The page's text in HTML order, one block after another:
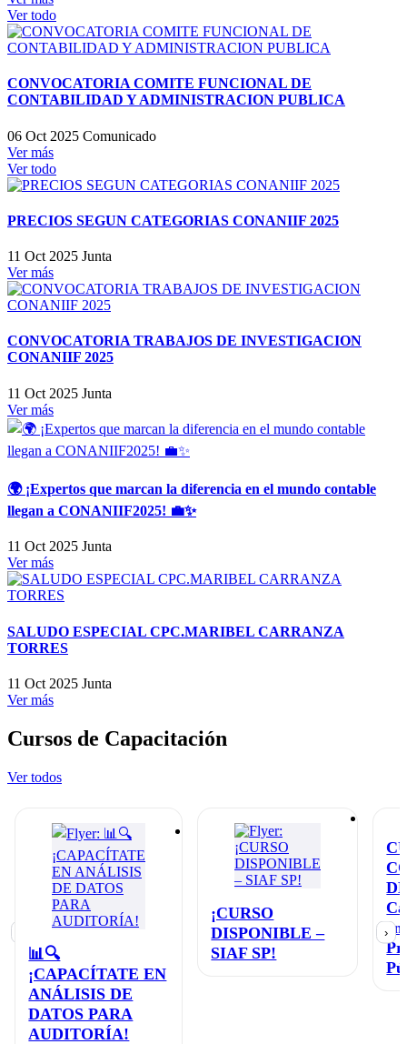
Ver todo
CONVOCATORIA COMITE FUNCIONAL DE
CONTABILIDAD Y ADMINISTRACION PUBLICA
06 Oct 2025 Comunicado
Ver más
Ver todo
PRECIOS SEGUN CATEGORIAS CONANIIF 2025
11 Oct 2025 Junta
Ver más
CONVOCATORIA TRABAJOS DE INVESTIGACION
CONANIIF 2025
11 Oct 2025 Junta
Ver más
🌍 ¡Expertos que marcan la diferencia en el mundo contable
llegan a CONANIIF2025! 💼✨
11 Oct 2025 Junta
Ver más
SALUDO ESPECIAL CPC.MARIBEL CARRANZA
TORRES
11 Oct 2025 Junta
Ver más
Cursos de Capacitación
Ver todos
📊🔍
¡CAPACÍTATE EN
ANÁLISIS DE
DATOS PARA
AUDITORÍA!
¡CURSO
DISPONIBLE –
SIAF SP!
en
›